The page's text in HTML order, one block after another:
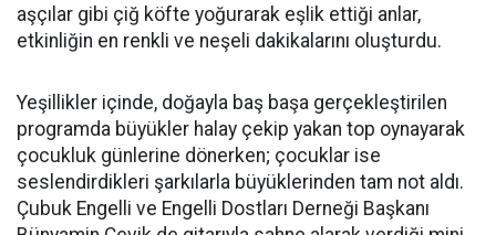
aşçılar gibi çiğ köfte yoğurarak eşlik ettiği anlar,
etkinliğin en renkli ve neşeli dakikalarını oluşturdu.
Yeşillikler içinde, doğayla baş başa gerçekleştirilen
programda büyükler halay çekip yakan top oynayarak
çocukluk günlerine dönerken; çocuklar ise
seslendirdikleri şarkılarla büyüklerinden tam not aldı.
Çubuk Engelli ve Engelli Dostları Derneği Başkanı